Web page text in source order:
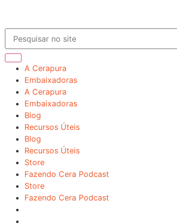
A Cerapura
Embaixadoras
A Cerapura
Embaixadoras
Blog
Recursos Úteis
Blog
Recursos Úteis
Store
Fazendo Cera Podcast
Store
Fazendo Cera Podcast